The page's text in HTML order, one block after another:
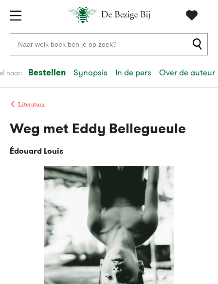
Gratis
verzending
vanaf
20
euro
Voor
23:59
volgendein
Veilig betalen
Gratis
Zoeken
naar
auteurs
en
uitgevers
naar: Bestellen Synopsis In de pers Over de auteur
Literatuur
Weg met Eddy Bellegueule
Édouard Louis